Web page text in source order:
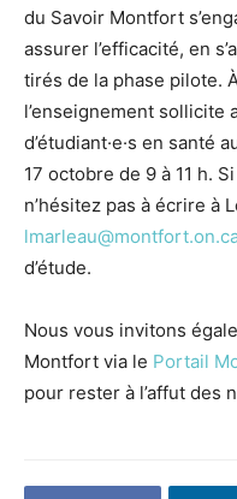
du Savoir Montfort
assurer l’efficacité, en
tirés de la phase pilote.
l’enseignement sollicite
d’étudiant·e·s en santé
17 octobre de 9 à 11 h.
n’hésitez pas à écrire à
d’étude.
Nous vous invitons
Montfort via le Portail
pour rester à l’affut des